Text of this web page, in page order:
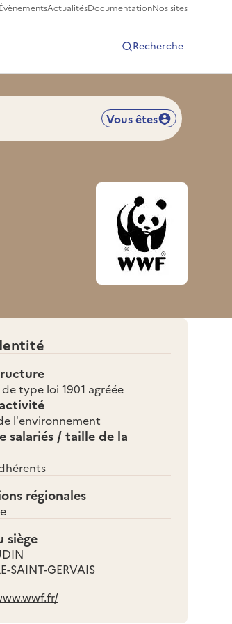
ÉvènementsActualitésDocumentationNos sites
Recherche
Vous êtes
type loi 1901 agréée
l’environnement
salariés / taille de la
régionales
siège
SAINT-GERVAIS